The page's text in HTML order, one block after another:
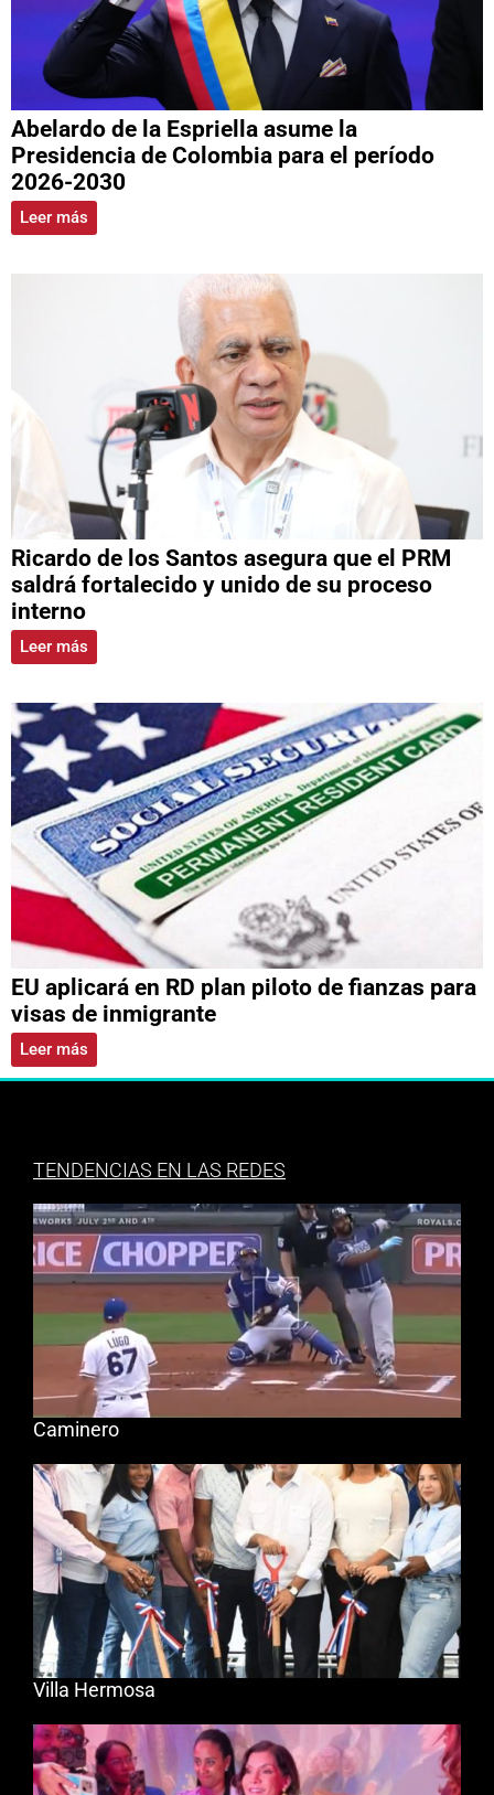
Abelardo de la Espriella asume la
Presidencia de Colombia para el período
2026-2030
Leer más
Ricardo de los Santos asegura que el PRM
saldrá fortalecido y unido de su proceso
interno
Leer más
EU aplicará en RD plan piloto de fianzas para
visas de inmigrante
Leer más
TENDENCIAS EN LAS REDES
Caminero
Villa Hermosa